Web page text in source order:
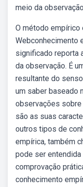
meio da
O método empírico
Webconhecimento
significado reporta
da observação. É
resultante do
um saber baseado
observações sobre
são as suas
outros tipos de
empírica, também
pode ser
comprovação
conhecimento